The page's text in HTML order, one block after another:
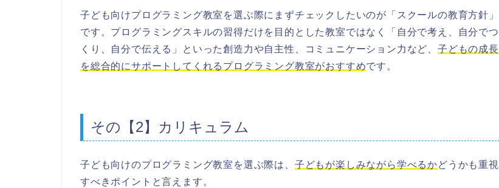
子ども向けプログラミング教室を選ぶ際にまずチェックしたいのが「スクールの教育方針」
です。プログラミングスキルの習得だけを目的とした教室ではなく「自分で考え、自分でつ
くり、自分で伝える」といった創造力や自主性、コミュニケーション力など、 子どもの成長
を総合的にサポートしてくれるプログラミング教室がおすすめです。
その【2】カリキュラム
子ども向けのプログラミング教室を選ぶ際は、 子どもが楽しみながら学べるかどうかも重視
すべきポイントと言えます。